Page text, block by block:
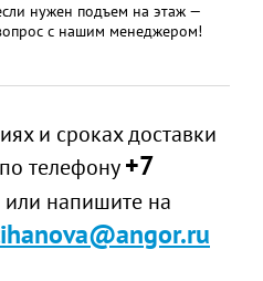
нужен подъем на этаж —
с нашим менеджером!
и сроках доставки
телефону+7
или напишите на